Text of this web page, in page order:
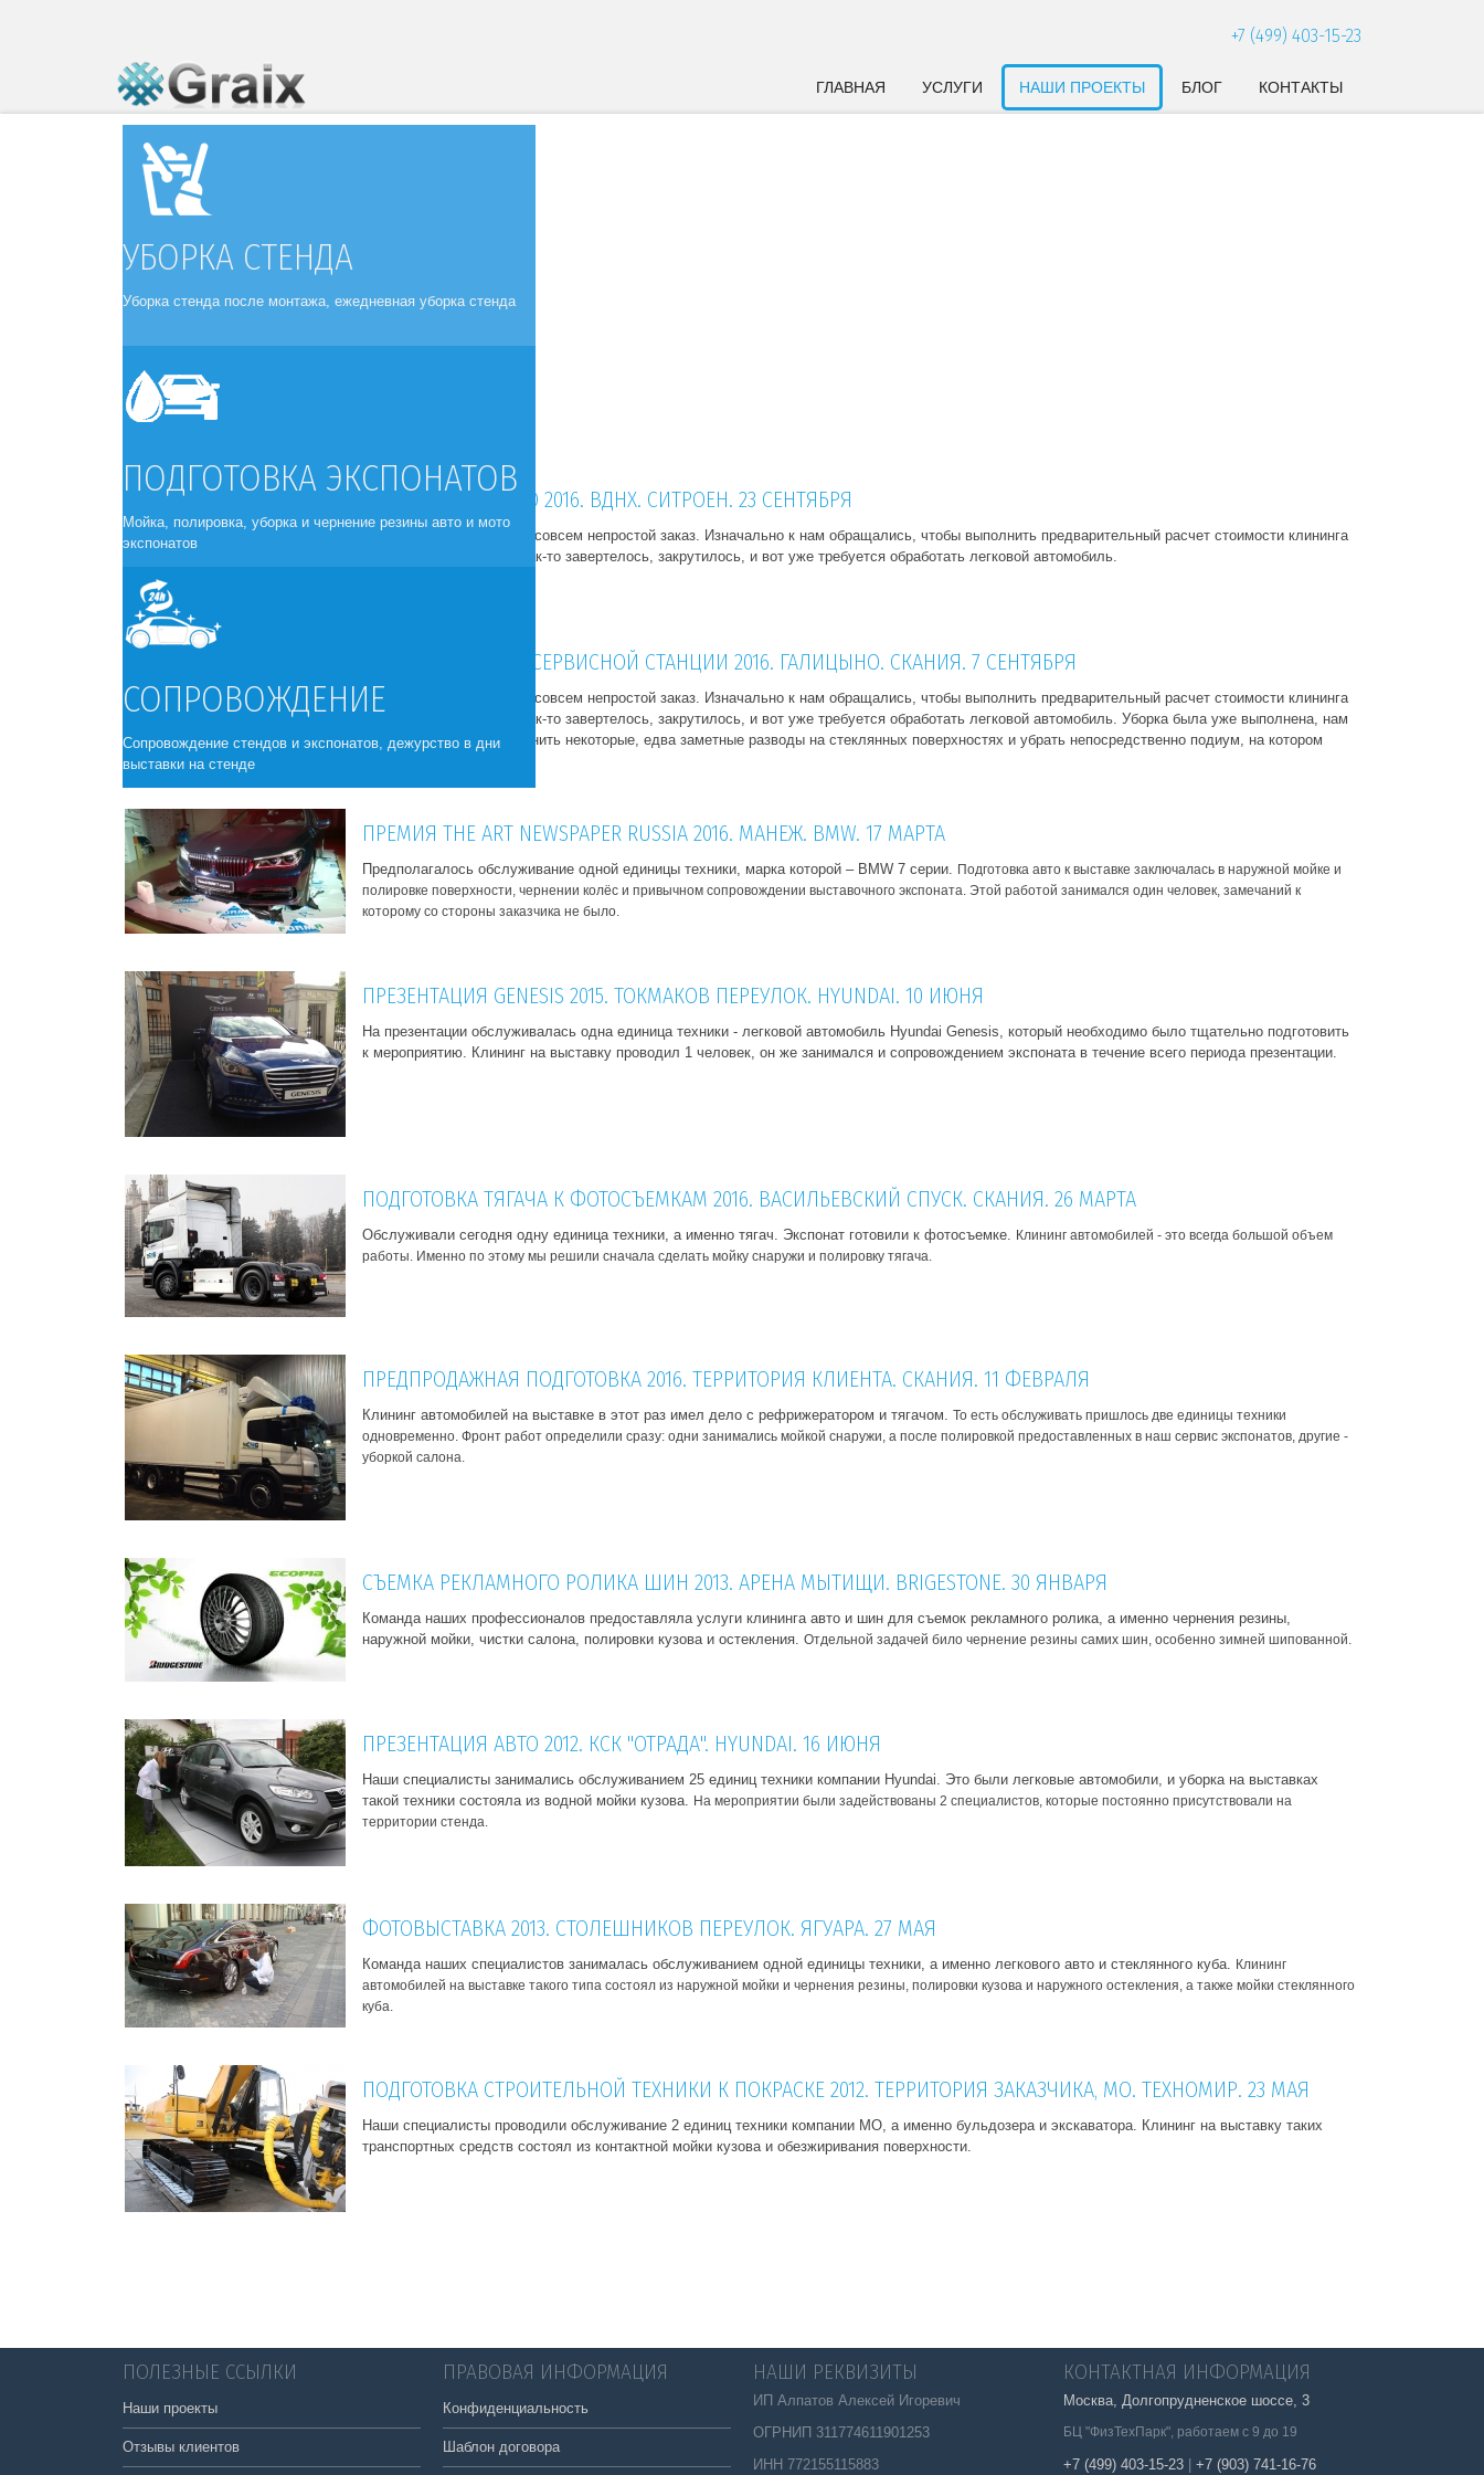
+7 (499) 403-15-23
ГЛАВНАЯ УСЛУГИ НАШИ ПРОЕКТЫ БЛОГ КОНТАКТЫ
УБОРКА СТЕНДА
Уборка стенда после монтажа, ежедневная уборка стенда
ПОДГОТОВКА ЭКСПОНАТОВ
Мойка, полировка, уборка и чернение резины авто и мото
экспонатов
СОПРОВОЖДЕНИЕ
Сопровождение стендов и экспонатов, дежурство в дни
выставки на стенде
ПРЕЗЕНТАЦИИ
ПРЕЗЕНТАЦИЯ АВТО 2016. ВДНХ. СИТРОЕН. 23 СЕНТЯБРЯ
Легкий и в то же время – совсем непростой заказ. Изначально к нам обращались, чтобы выполнить предварительный расчет стоимости клининга
на выставке машин, но как-то завертелось, закрутилось, и вот уже требуется обработать легковой автомобиль.
ОТКРЫТИЕ НОВОЙ СЕРВИСНОЙ СТАНЦИИ 2016. ГАЛИЦЫНО. СКАНИЯ. 7 СЕНТЯБРЯ
Легкий и в то же время – совсем непростой заказ. Изначально к нам обращались, чтобы выполнить предварительный расчет стоимости клининга
на выставке машин, но как-то завертелось, закрутилось, и вот уже требуется обработать легковой автомобиль. Уборка была уже выполнена, нам
оставалось только устранить некоторые, едва заметные разводы на стеклянных поверхностях и убрать непосредственно подиум, на котором
ПРЕМИЯ THE ART NEWSPAPER RUSSIA 2016. МАНЕЖ. BMW. 17 МАРТА
Предполагалось обслуживание одной единицы техники, марка которой – BMW 7 серии. Подготовка авто к выставке заключалась в наружной мойке и
полировке поверхности, чернении колёс и привычном сопровождении выставочного экспоната. Этой работой занимался один человек, замечаний к
которому со стороны заказчика не было.
ПРЕЗЕНТАЦИЯ GENESIS 2015. ТОКМАКОВ ПЕРЕУЛОК. HYUNDAI. 10 ИЮНЯ
На презентации обслуживалась одна единица техники - легковой автомобиль Hyundai Genesis, который необходимо было тщательно подготовить
к мероприятию. Клининг на выставку проводил 1 человек, он же занимался и сопровождением экспоната в течение всего периода презентации.
ПОДГОТОВКА ТЯГАЧА К ФОТОСЪЕМКАМ 2016. ВАСИЛЬЕВСКИЙ СПУСК. СКАНИЯ. 26 МАРТА
Обслуживали сегодня одну единица техники, а именно тягач. Экспонат готовили к фотосъемке. Клининг автомобилей - это всегда большой объем
работы. Именно по этому мы решили сначала сделать мойку снаружи и полировку тягача.
ПРЕДПРОДАЖНАЯ ПОДГОТОВКА 2016. ТЕРРИТОРИЯ КЛИЕНТА. СКАНИЯ. 11 ФЕВРАЛЯ
Клининг автомобилей на выставке в этот раз имел дело с рефрижератором и тягачом. То есть обслуживать пришлось две единицы техники
одновременно. Фронт работ определили сразу: одни занимались мойкой снаружи, а после полировкой предоставленных в наш сервис экспонатов, другие -
уборкой салона.
СЪЕМКА РЕКЛАМНОГО РОЛИКА ШИН 2013. АРЕНА МЫТИЩИ. BRIGESTONE. 30 ЯНВАРЯ
Команда наших профессионалов предоставляла услуги клининга авто и шин для съемок рекламного ролика, а именно чернения резины,
наружной мойки, чистки салона, полировки кузова и остекления. Отдельной задачей било чернение резины самих шин, особенно зимней шипованной.
ПРЕЗЕНТАЦИЯ АВТО 2012. КСК "ОТРАДА". HYUNDAI. 16 ИЮНЯ
Наши специалисты занимались обслуживанием 25 единиц техники компании Hyundai. Это были легковые автомобили, и уборка на выставках
такой техники состояла из водной мойки кузова. На мероприятии были задействованы 2 специалистов, которые постоянно присутствовали на
территории стенда.
ФОТОВЫСТАВКА 2013. СТОЛЕШНИКОВ ПЕРЕУЛОК. ЯГУАРА. 27 МАЯ
Команда наших специалистов занималась обслуживанием одной единицы техники, а именно легкового авто и стеклянного куба. Клининг
автомобилей на выставке такого типа состоял из наружной мойки и чернения резины, полировки кузова и наружного остекления, а также мойки стеклянного
куба.
ПОДГОТОВКА СТРОИТЕЛЬНОЙ ТЕХНИКИ К ПОКРАСКЕ 2012. ТЕРРИТОРИЯ ЗАКАЗЧИКА, МО. ТЕХНОМИР. 23 МАЯ
Наши специалисты проводили обслуживание 2 единиц техники компании МО, а именно бульдозера и экскаватора. Клининг на выставку таких
транспортных средств состоял из контактной мойки кузова и обезжиривания поверхности.
ПОЛЕЗНЫЕ ССЫЛКИ
Наши проекты
Отзывы клиентов
ПРАВОВАЯ ИНФОРМАЦИЯ
Конфиденциальность
Шаблон договора
НАШИ РЕКВИЗИТЫ
ИП Алпатов Алексей Игоревич
ОГРНИП 311774611901253
ИНН 772155115883
КОНТАКТНАЯ ИНФОРМАЦИЯ
Москва, Долгопрудненское шоссе, 3
БЦ "ФизТехПарк", работаем с 9 до 19
+7 (499) 403-15-23| +7 (903) 741-16-76